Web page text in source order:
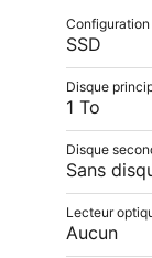
Configuration
SSD
Disque
1 To
Disque
Sans
Lecteur
Aucun